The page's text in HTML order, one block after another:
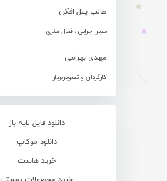
طالب پیل افکن
مدیر اجرایی ، فعال هنری
مهدی بهرامی
کارگردان و تصویربردار
دانلود فایل لایه باز
دانلود موکاپ
خرید هاست